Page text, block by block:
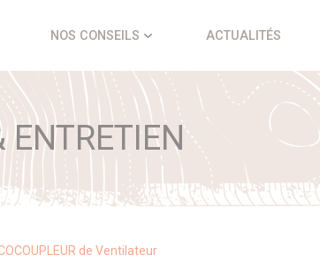
NOS CONSEILS ACTUALITÉS
ENTRETIEN
de Ventilateur